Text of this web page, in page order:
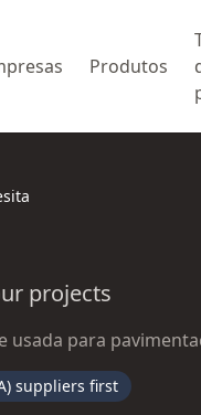
Produtos
projects
usada para
suppliers first